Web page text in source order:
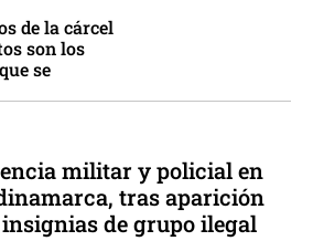
de la cárcel
son los
se
militar y policial en
tras aparición
de grupo ilegal